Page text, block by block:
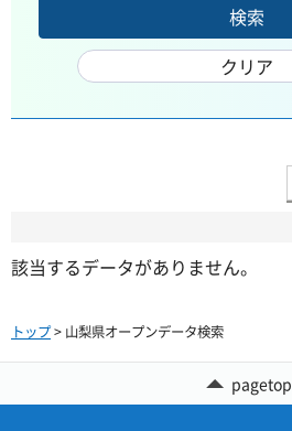
該当するデータがありません。
トップ> 山梨県オープンデータ検索
pagetop